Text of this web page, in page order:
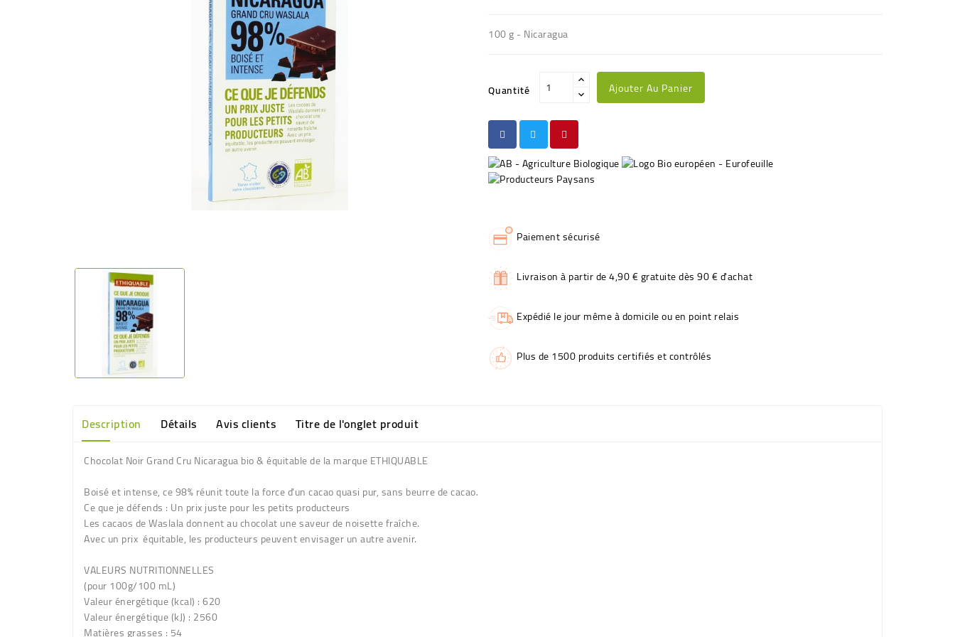
100 g - Nicaragua
Quantité Ajouter Au Panier
Paiement sécurisé
Livraison à partir de 4,90 € gratuite dès 90 € d'achat
Expédié le jour même à domicile ou en point relais
Plus de 1500 produits certifiés et contrôlés
Description Détails Avis clients Titre de l'onglet produit
Chocolat Noir Grand Cru Nicaragua bio & équitable de la marque ETHIQUABLE
Boisé et intense, ce 98% réunit toute la force d'un cacao quasi pur, sans beurre de cacao.
Ce que je défends : Un prix juste pour les petits producteurs
Les cacaos de Waslala donnent au chocolat une saveur de noisette fraîche.
Avec un prix équitable, les producteurs peuvent envisager un autre avenir.
VALEURS NUTRITIONNELLES
(pour 100g/100 mL)
Valeur énergétique (kcal) : 620
Valeur énergétique (kJ) : 2560
Matières grasses : 54